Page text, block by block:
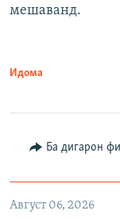
мешаванд.
Идома
Ба дигарон
Август 06, 2026